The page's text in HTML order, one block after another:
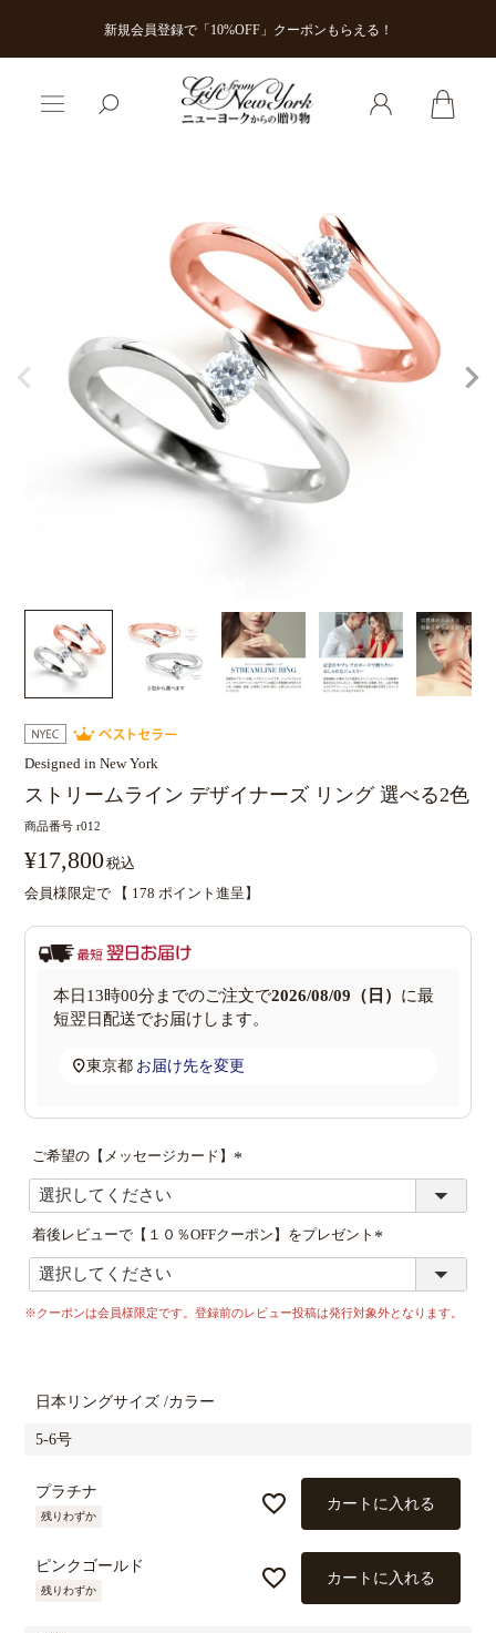
新規会員登録で「10%OFF」クーポンもらえる！
Designed in New York
ストリームライン デザイナーズ リング 選べる2色
商品番号 r012
¥17,800税込
会員様限定で 【 178 ポイント進呈】
本日 13時00分までのご注文で2026/08/09（日） に最
短翌日配送でお届けします。
東京都 お届け先を変更
ご希望の【メッセージカード】
(
)
着後レビューで【１０％OFFクーポン】をプレゼント
(
)
※クーポンは会員様限定です。登録前のレビュー投稿は発行対象外となります。
日本リングサイズ カラー
5-6号
プラチナ
残りわずか
カートに入れる
ピンクゴールド
残りわずか
カートに入れる